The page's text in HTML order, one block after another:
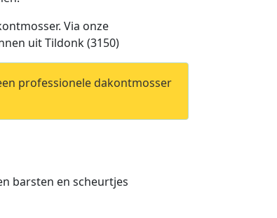
Via onze
uit Tildonk (3150)
professionele dakontmosser
barsten en scheurtjes